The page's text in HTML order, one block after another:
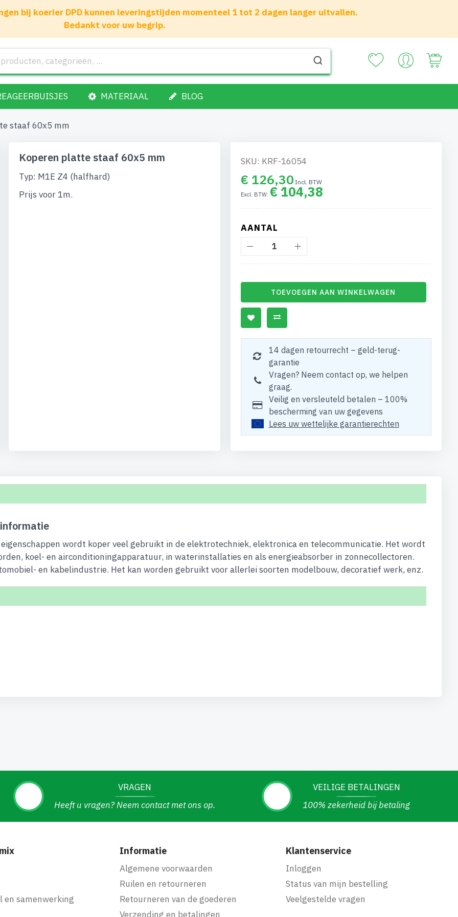
bij koerier DPD kunnen leveringstijden momenteel 1 tot 2 dagen langer uitvallen.
Bedankt voor uw begrip.
MATERIAAL BLOG
staaf 60x5 mm
Koperen platte staaf 60x5 mm
Typ: M1E Z4 (halfhard)
Prijs voor 1m.
SKU: KRF-16054
€ 126,30
€ 104,38
AANTAL
TOEVOEGEN AAN WINKELWAGEN
14 dagen retourrecht – geld-terug-
garantie
Vragen? Neem contact op, we helpen
graag.
Veilig en versleuteld betalen – 100%
bescherming van uw gegevens
Lees uw wettelijke garantierechten
wordt koper veel gebruikt in de elektrotechniek, elektronica en telecommunicatie. Het wordt
koel- en airconditioningapparatuur, in waterinstallaties en als energieabsorber in zonnecollectoren.
en kabelindustrie. Het kan worden gebruikt voor allerlei soorten modelbouw, decoratief werk, enz.
VRAGEN
Heeft u vragen? Neem contact met ons op.
VEILIGE BETALINGEN
100% zekerheid bij betaling
en samenwerking
Informatie
Algemene voorwaarden
Ruilen en retourneren
Retourneren van de goederen
Verzending en betalingen
Klantenservice
Inloggen
Status van mijn bestelling
Veelgestelde vragen